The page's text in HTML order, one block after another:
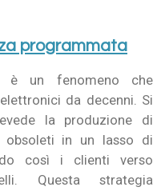
programmata
è un fenomeno che
da decenni. Si
la produzione di
obsoleti in un lasso di
così i clienti verso
Questa strategia